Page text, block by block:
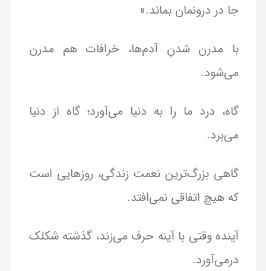
جا در درونمان بماند.»
با مدرن شدنِ آدم‌ها، خرافات هم مدرن
می‌شود.
گاه، درد ما را به دنیا می‌آورد؛ گاه از دنیا
می‌برد.
گاهی بزرگ‌ترین نعمت زندگی، روزهایی است
که هیچ اتفاقی نمی‌افتد.
آینده وقتی با آینه حرف می‌زند، گذشته شکلک
در‌می‌آورد.